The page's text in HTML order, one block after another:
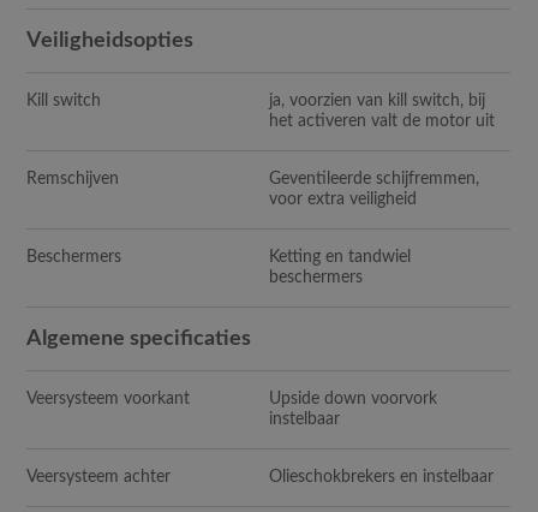
Veiligheidsopties
Kill switch
ja, voorzien van kill switch, bij
het activeren valt de motor uit
Remschijven
Geventileerde schijfremmen,
voor extra veiligheid
Beschermers
Ketting en tandwiel
beschermers
Algemene specificaties
Veersysteem voorkant
Upside down voorvork
instelbaar
Veersysteem achter Olieschokbrekers en instelbaar